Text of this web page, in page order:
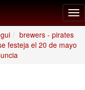
brewers - pirates
festeja el 20 de mayo